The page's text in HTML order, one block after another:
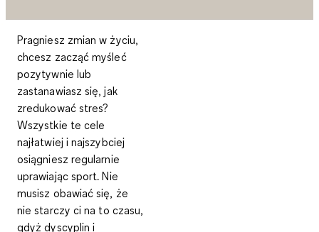
Pragniesz zmian w życiu,
chcesz zacząć myśleć
pozytywnie lub
zastanawiasz się, jak
zredukować stres?
Wszystkie te cele
najłatwiej i najszybciej
osiągniesz regularnie
uprawiając sport. Nie
musisz obawiać się, że
nie starczy ci na to czasu,
gdyż dyscyplin i